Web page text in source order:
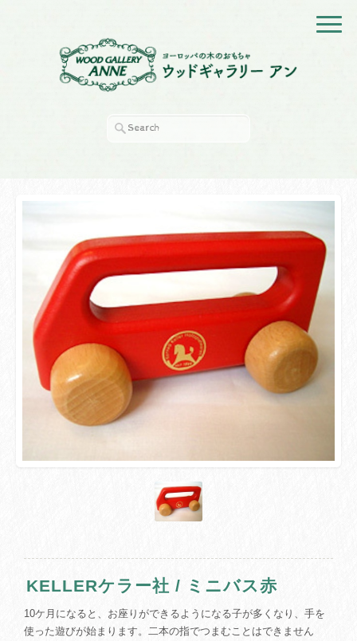
KELLERケラー社 / ミニバス赤
10ケ月になると、お座りができるようになる子が多くなり、手を
使った遊びが始まります。二本の指でつまむことはできません